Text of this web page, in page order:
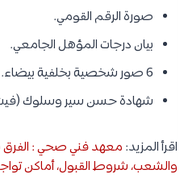
صورة الرقم القومي.
بيان درجات المؤهل الجامعي.
6 صور شخصية بخلفية بيضاء.
شهادة حسن سير وسلوك
اقرأ المزيد: معهد فني صحي : الفرق
والشعب، شروط القبول، أماكن